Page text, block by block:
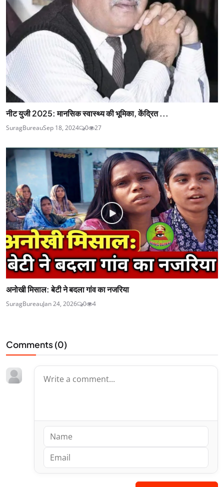
नीट युजी 2025: मानसिक स्वास्थ्य की भूमिका, केंद्रित ...
SuragBureauSep 18, 2024 0 27
अनोखी मिसाल: बेटी ने बदला गांव का नजरिया
SuragBureauJan 24, 2026 0 4
Comments (0)